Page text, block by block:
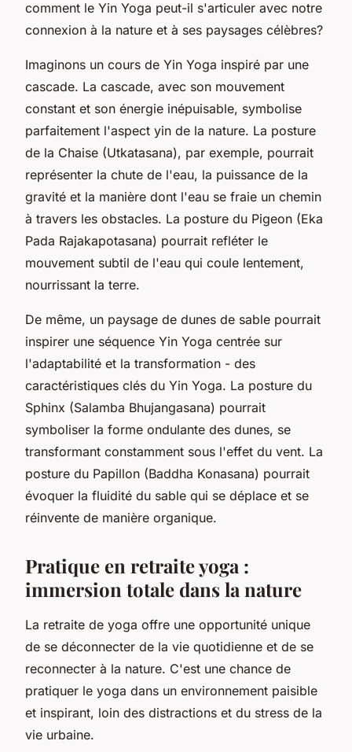
comment le Yin Yoga peut-il s'articuler avec notre
connexion à la nature et à ses paysages célèbres?
Imaginons un cours de Yin Yoga inspiré par une
cascade. La cascade, avec son mouvement
constant et son énergie inépuisable, symbolise
parfaitement l'aspect yin de la nature. La posture
de la Chaise (Utkatasana), par exemple, pourrait
représenter la chute de l'eau, la puissance de la
gravité et la manière dont l'eau se fraie un chemin
à travers les obstacles. La posture du Pigeon (Eka
Pada Rajakapotasana) pourrait refléter le
mouvement subtil de l'eau qui coule lentement,
nourrissant la terre.
De même, un paysage de dunes de sable pourrait
inspirer une séquence Yin Yoga centrée sur
l'adaptabilité et la transformation - des
caractéristiques clés du Yin Yoga. La posture du
Sphinx (Salamba Bhujangasana) pourrait
symboliser la forme ondulante des dunes, se
transformant constamment sous l'effet du vent. La
posture du Papillon (Baddha Konasana) pourrait
évoquer la fluidité du sable qui se déplace et se
réinvente de manière organique.
Pratique en retraite yoga :
immersion totale dans la nature
La retraite de yoga offre une opportunité unique
de se déconnecter de la vie quotidienne et de se
reconnecter à la nature. C'est une chance de
pratiquer le yoga dans un environnement paisible
et inspirant, loin des distractions et du stress de la
vie urbaine.